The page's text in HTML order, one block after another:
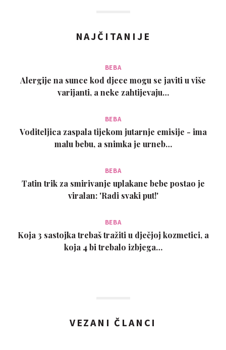
NAJČITANIJE
BEBA
Alergije na sunce kod djece mogu se javiti u više
varijanti, a neke zahtijevaju…
BEBA
Voditeljica zaspala tijekom jutarnje emisije - ima
malu bebu, a snimka je urneb…
BEBA
Tatin trik za smirivanje uplakane bebe postao je
viralan: 'Radi svaki put!'
BEBA
Koja 3 sastojka trebaš tražiti u dječjoj kozmetici, a
koja 4 bi trebalo izbjega…
VEZANI ČLANCI